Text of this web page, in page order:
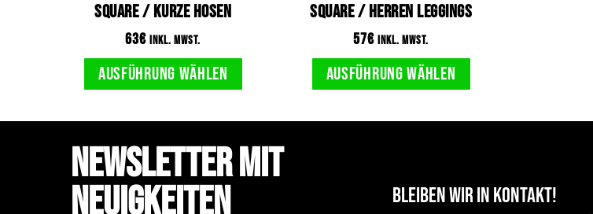
SQUARE / Kurze Hosen
63€ inkl. MwSt.
Ausführung wählen
SQUARE / Herren Leggings
57€ inkl. MwSt.
Ausführung wählen
Newsletter mit
Neuigkeiten Bleiben wir in Kontakt!